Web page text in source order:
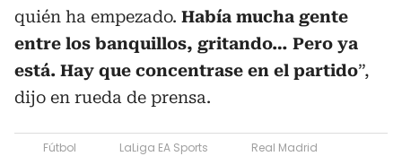
quién ha empezado. Había mucha gente
entre los banquillos, gritando… Pero ya
está. Hay que concentrase en el partido”,
dijo en rueda de prensa.
Fútbol LaLiga EA Sports
Real Madrid